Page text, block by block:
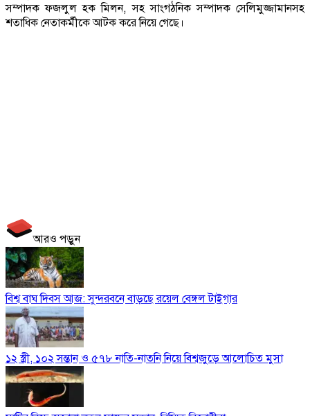
সম্পাদক ফজলুল হক মিলন, সহ সাংগঠনিক সম্পাদক সেলিমুজ্জামানসহ
শতাধিক নেতাকর্মীকে আটক করে নিয়ে গেছে।
আরও পড়ুন
বিশ্ব বাঘ দিবস আজ: সুন্দরবনে বাড়ছে রয়েল বেঙ্গল টাইগার
১২ স্ত্রী, ১০২ সন্তান ও ৫৭৮ নাতি-নাতনি নিয়ে বিশ্বজুড়ে আলোচিত মুসা